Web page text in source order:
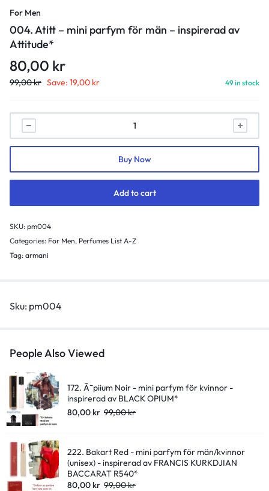
For Men
004. Atitt – mini parfym för män – inspirerad av
Attitude*
80,00 kr
99,00kr Save: 19,00 kr 49 in stock
004.
Atitt
-
parfym
män
-
inspirerad
Add to cart
Buy Now
SKU: pm004
Categories: For Men, Perfumes List A-Z
Tag: armani
Sku: pm004
People Also Viewed
172. Ã˜piium Noir - mini parfym för kvinnor -
inspirerad av BLACK OPIUM*
80,00kr 99,00kr
222. Bakart Red - mini parfym för män/kvinnor
(unisex) - inspirerad av FRANCIS KURKDJIAN
BACCARAT R540*
80,00kr 99,00kr